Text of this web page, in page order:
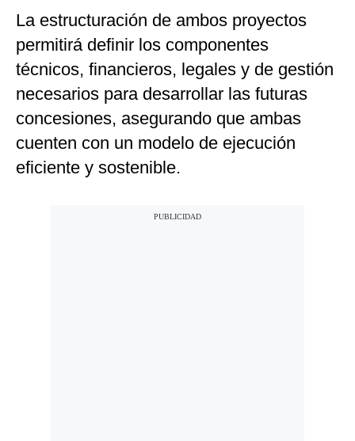
La estructuración de ambos proyectos
permitirá definir los componentes
técnicos, financieros, legales y de gestión
necesarios para desarrollar las futuras
concesiones, asegurando que ambas
cuenten con un modelo de ejecución
eficiente y sostenible.